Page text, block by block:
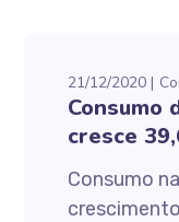
21/12/2020
Consumo
cresce
Consumo